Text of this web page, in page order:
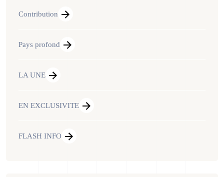
Contribution
Pays profond
LA UNE
EN EXCLUSIVITE
FLASH INFO